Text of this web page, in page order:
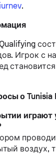
.
Игрок с
о Tunisia
играют
воздух,